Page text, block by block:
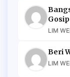
LIM
Beri
LIM